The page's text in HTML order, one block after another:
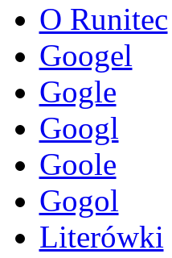
O Runitec
Googel
Gogle
Googl
Goole
Gogol
Literówki